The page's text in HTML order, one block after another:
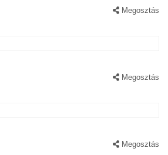
Megosztás
Megosztás
Megosztás